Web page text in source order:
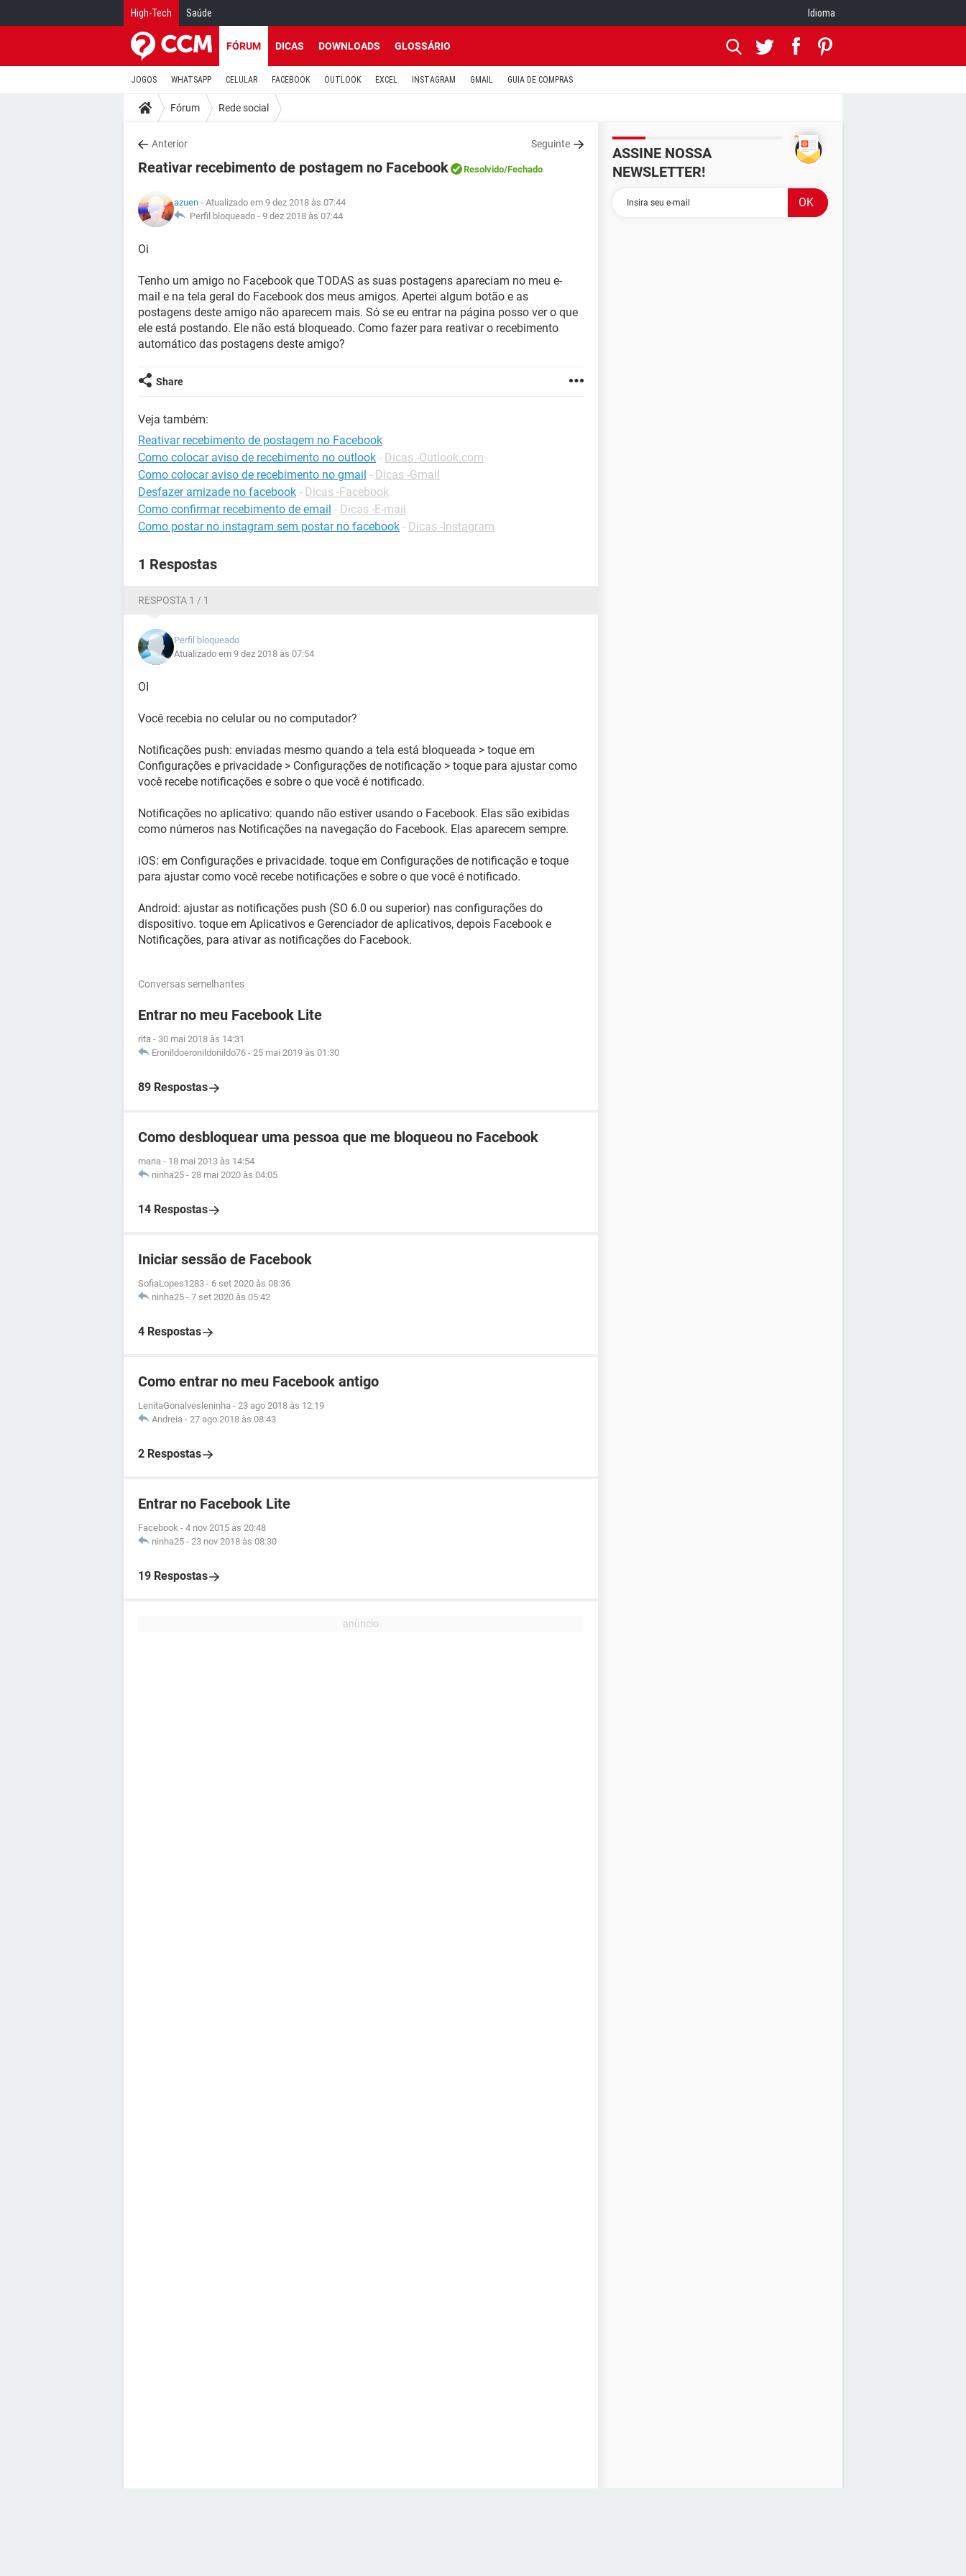
High-Tech Saúde Idioma
FÓRUM DICAS DOWNLOADS GLOSSÁRIO
JOGOS WHATSAPP CELULAR FACEBOOK OUTLOOK EXCEL INSTAGRAM GMAIL GUIA DE COMPRAS
Fórum Rede social
Anterior Seguinte
Reativar recebimento de postagem no Facebook Resolvido/Fechado
azuen - Atualizado em 9 dez 2018 às 07:44
Perfil bloqueado - 9 dez 2018 às 07:44
Oi
Tenho um amigo no Facebook que TODAS as suas postagens apareciam no meu e-
mail e na tela geral do Facebook dos meus amigos. Apertei algum botão e as
postagens deste amigo não aparecem mais. Só se eu entrar na página posso ver o que
ele está postando. Ele não está bloqueado. Como fazer para reativar o recebimento
automático das postagens deste amigo?
Share
Veja também:
Reativar recebimento de postagem no Facebook
Como colocar aviso de recebimento no outlook - Dicas -Outlook.com
Como colocar aviso de recebimento no gmail - Dicas -Gmail
Desfazer amizade no facebook - Dicas -Facebook
Como confirmar recebimento de email - Dicas -E-mail
Como postar no instagram sem postar no facebook - Dicas -Instagram
1 Respostas
RESPOSTA 1 / 1
Perfil bloqueado
Atualizado em 9 dez 2018 às 07:54
OI
Você recebia no celular ou no computador?
Notificações push: enviadas mesmo quando a tela está bloqueada > toque em
Configurações e privacidade > Configurações de notificação > toque para ajustar como
você recebe notificações e sobre o que você é notificado.
Notificações no aplicativo: quando não estiver usando o Facebook. Elas são exibidas
como números nas Notificações na navegação do Facebook. Elas aparecem sempre.
iOS: em Configurações e privacidade. toque em Configurações de notificação e toque
para ajustar como você recebe notificações e sobre o que você é notificado.
Android: ajustar as notificações push (SO 6.0 ou superior) nas configurações do
dispositivo. toque em Aplicativos e Gerenciador de aplicativos, depois Facebook e
Notificações, para ativar as notificações do Facebook.
Conversas semelhantes
Entrar no meu Facebook Lite
rita - 30 mai 2018 às 14:31
Eronildoeronildonildo76 - 25 mai 2019 às 01:30
89 Respostas
Como desbloquear uma pessoa que me bloqueou no Facebook
maria - 18 mai 2013 às 14:54
ninha25 - 28 mai 2020 às 04:05
14 Respostas
Iniciar sessão de Facebook
SofiaLopes1283 - 6 set 2020 às 08:36
ninha25 - 7 set 2020 às 05:42
4 Respostas
Como entrar no meu Facebook antigo
LenitaGonalvesleninha - 23 ago 2018 às 12:19
Andreia - 27 ago 2018 às 08:43
2 Respostas
Entrar no Facebook Lite
Facebook - 4 nov 2015 às 20:48
ninha25 - 23 nov 2018 às 08:30
19 Respostas
ASSINE NOSSA
NEWSLETTER!